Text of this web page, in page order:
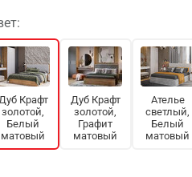
Крафт
золотой,
Белый
матовый
Дуб Крафт
золотой,
Графит
матовый
Ателье
светлый,
Белый
матовый